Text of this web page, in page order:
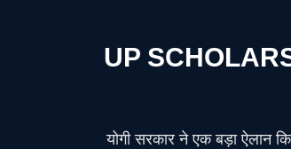
UP
योगी सरकार ने एक बड़ा ऐलान